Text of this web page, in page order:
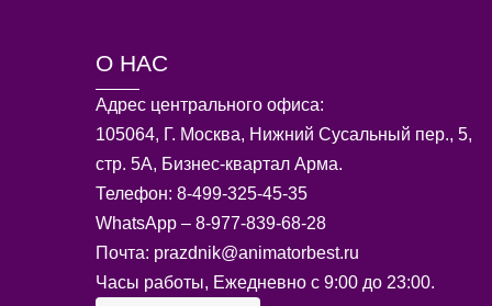
О НАС
Адрес центрального офиса:
105064, Г. Москва, Нижний Сусальный пер., 5,
стр. 5А, Бизнес-квартал Арма.
Телефон: 8-499-325-45-35
WhatsApp – 8-977-839-68-28
Почта: prazdnik@animatorbest.ru
Часы работы, Ежедневно с 9:00 до 23:00.